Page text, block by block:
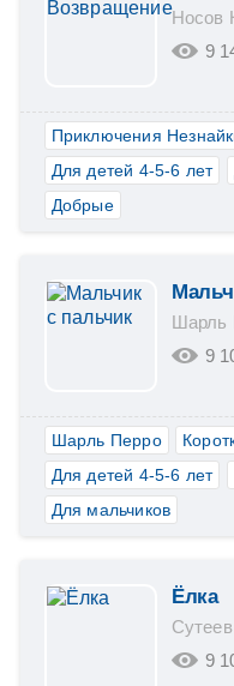
Носов
9
Приключения
Для детей 4-5-6 лет
Добрые
Шарль
9
Шарль Перро
Для детей 4-5-6 лет
Для мальчиков
Ёлка
9